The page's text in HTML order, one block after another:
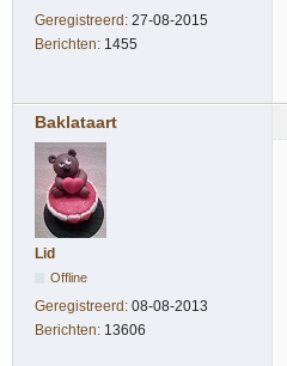
Geregistreerd: 27-08-2015
Berichten: 1455
Baklataart
Lid
Offline
Geregistreerd: 08-08-2013
Berichten: 13606